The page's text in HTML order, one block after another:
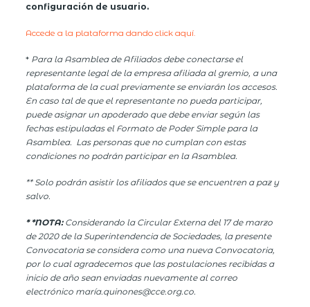
configuración de usuario.
Accede a la plataforma dando click aquí.
* Para la Asamblea de Afiliados debe conectarse el
representante legal de la empresa afiliada al gremio, a una
plataforma de la cual previamente se enviarán los accesos.
En caso tal de que el representante no pueda participar,
puede asignar un apoderado que debe enviar según las
fechas estipuladas el Formato de Poder Simple para la
Asamblea. Las personas que no cumplan con estas
condiciones no podrán participar en la Asamblea.
** Solo podrán asistir los afiliados que se encuentren a paz y
salvo.
* *NOTA:Considerando la Circular Externa del 17 de marzo
de 2020 de la Superintendencia de Sociedades, la presente
Convocatoria se considera como una nueva Convocatoria,
por lo cual agradecemos que las postulaciones recibidas a
inicio de año sean enviadas nuevamente al correo
electrónico maría.quinones@cce.org.co.